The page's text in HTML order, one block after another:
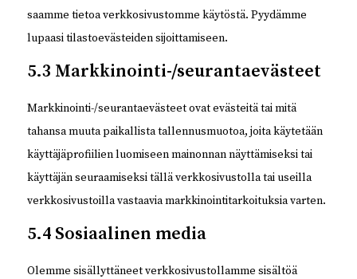
saamme tietoa verkkosivustomme käytöstä. Pyydämme
lupaasi tilastoevästeiden sijoittamiseen.
5.3 Markkinointi-/seurantaevästeet
Markkinointi-/seurantaevästeet ovat evästeitä tai mitä
tahansa muuta paikallista tallennusmuotoa, joita käytetään
käyttäjäprofiilien luomiseen mainonnan näyttämiseksi tai
käyttäjän seuraamiseksi tällä verkkosivustolla tai useilla
verkkosivustoilla vastaavia markkinointitarkoituksia varten.
5.4 Sosiaalinen media
Olemme sisällyttäneet verkkosivustollamme sisältöä